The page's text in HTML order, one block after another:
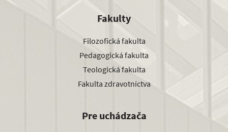
Fakulty
Filozofická fakulta
Pedagogická fakulta
Teologická fakulta
Fakulta zdravotníctva
Pre uchádzača